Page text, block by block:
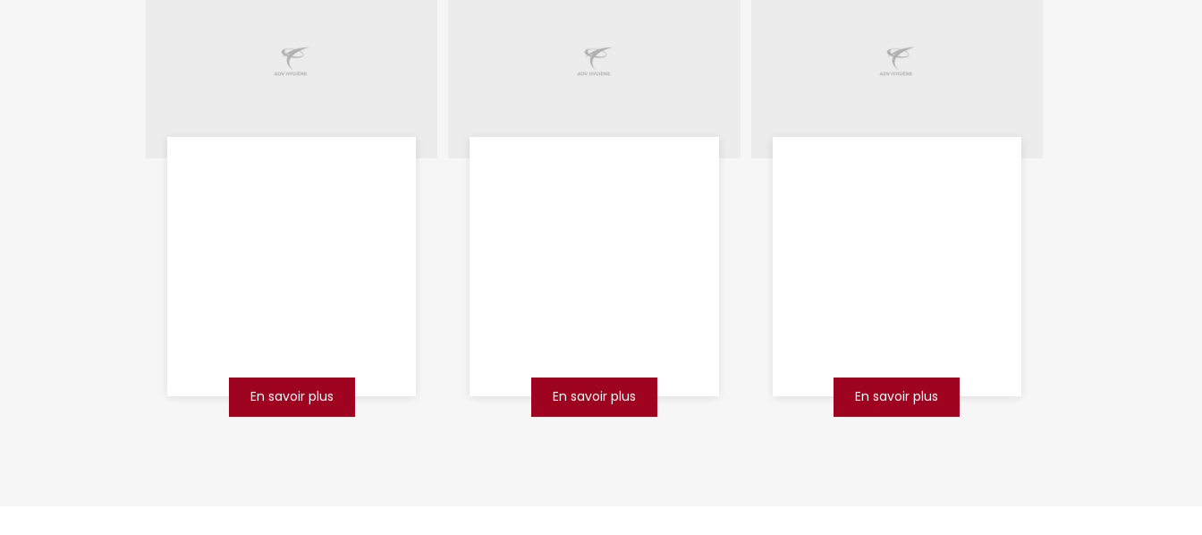
En savoir plus En savoir plus En savoir plus